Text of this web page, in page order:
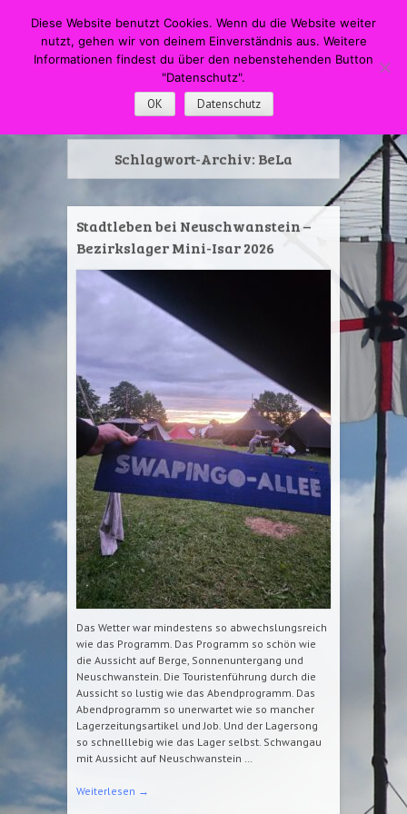
Menü
WECHSELN SIE ZUM INHALT
DPSG Pfadfinderstamm
Swapingo
Schlagwort-Archiv: BeLa
Stadtleben bei Neuschwanstein –
Bezirkslager Mini-Isar 2026
Das Wetter war mindestens so abwechslungsreich
wie das Programm. Das Programm so schön wie
die Aussicht auf Berge, Sonnenuntergang und
Neuschwanstein. Die Touristenführung durch die
Aussicht so lustig wie das Abendprogramm. Das
Abendprogramm so unerwartet wie so mancher
Lagerzeitungsartikel und Job. Und der Lagersong
so schnelllebig wie das Lager selbst. Schwangau
mit Aussicht auf Neuschwanstein …
Weiterlesen →
Diese Website benutzt Cookies. Wenn du die Website weiter
nutzt, gehen wir von deinem Einverständnis aus. Weitere
Informationen findest du über den nebenstehenden Button
"Datenschutz".
OK Datenschutz